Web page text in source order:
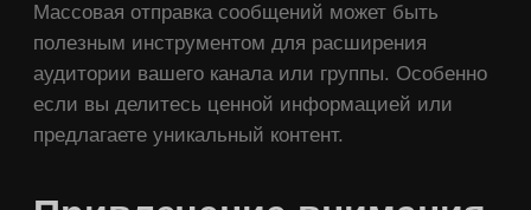
Массовая отправка сообщений может быть
полезным инструментом для расширения
аудитории вашего канала или группы. Особенно
если вы делитесь ценной информацией или
предлагаете уникальный контент.